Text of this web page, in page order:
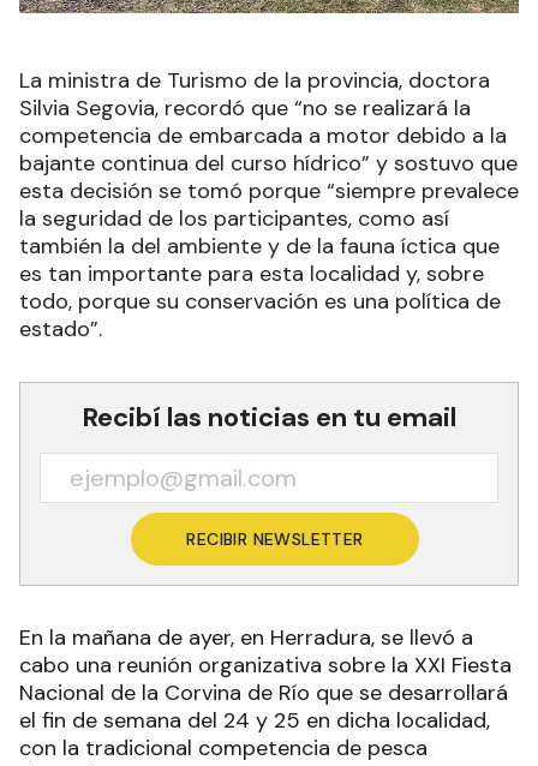
La ministra de Turismo de la provincia, doctora
Silvia Segovia, recordó que “no se realizará la
competencia de embarcada a motor debido a la
bajante continua del curso hídrico” y sostuvo que
esta decisión se tomó porque “siempre prevalece
la seguridad de los participantes, como así
también la del ambiente y de la fauna íctica que
es tan importante para esta localidad y, sobre
todo, porque su conservación es una política de
estado”.
Recibí las noticias en tu email
RECIBIR NEWSLETTER
En la mañana de ayer, en Herradura, se llevó a
cabo una reunión organizativa sobre la XXI Fiesta
Nacional de la Corvina de Río que se desarrollará
el fin de semana del 24 y 25 en dicha localidad,
con la tradicional competencia de pesca